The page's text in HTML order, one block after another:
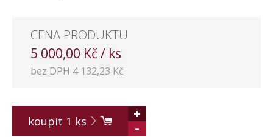
BLOG
KONTAKT
CENA PRODUKTU
5 000,00 Kč / ks
bez DPH 4 132,23 Kč
koupit 1 ks
+
-